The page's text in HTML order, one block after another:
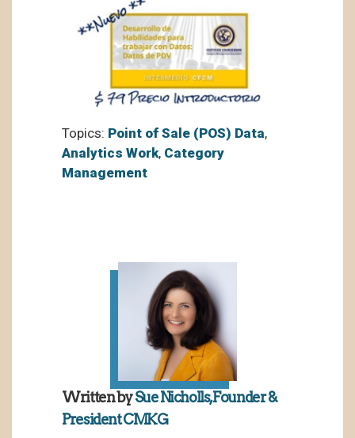
Topics: Point of Sale (POS) Data,
Analytics Work, Category
Management
Written bySue Nicholls, Founder &
President CMKG